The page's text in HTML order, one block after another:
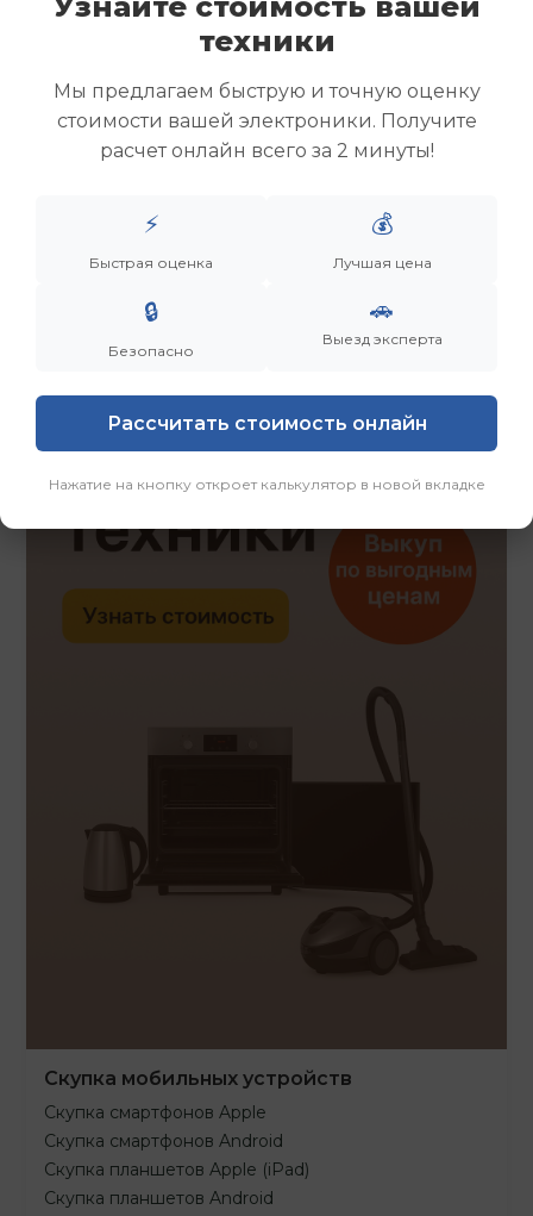
Скупка ноутбуков
Скупка ультрабуков
Скупка рабочих ноутбуков
Скупка старых ноутбуков (б/у)
Скупка внешних жестких дисков
Заказать Смотреть еще
Скупка мобильных устройств
Скупка смартфонов Apple
Скупка смартфонов Android
Скупка планшетов Apple (iPad)
Скупка планшетов Android
техники
Мы предлагаем быструю и точную оценку
стоимости вашей электроники. Получите
расчет онлайн всего за 2 минуты!
⚡
Быстрая оценка
💰
Лучшая цена
🔒
Безопасно
🚗
Выезд эксперта
Рассчитать стоимость онлайн
Нажатие на кнопку откроет калькулятор в новой вкладке